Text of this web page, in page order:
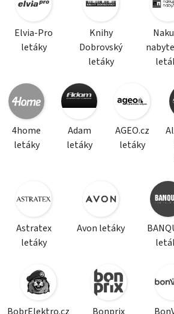
Elvia-Pro
letáky
Knihy
Dobrovský
letáky
4home
letáky
Adam
letáky
AGEO.cz
letáky
Astratex
letáky
Avon letáky